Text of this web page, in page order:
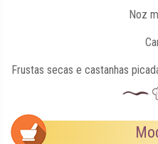
Noz
Frustas secas e castanhas